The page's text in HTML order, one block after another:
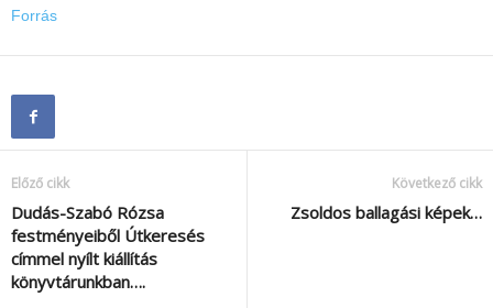
Forrás
Előző cikk
Dudás-Szabó Rózsa
festményeiből Útkeresés
címmel nyílt kiállítás
könyvtárunkban….
Következő cikk
Zsoldos ballagási képek…